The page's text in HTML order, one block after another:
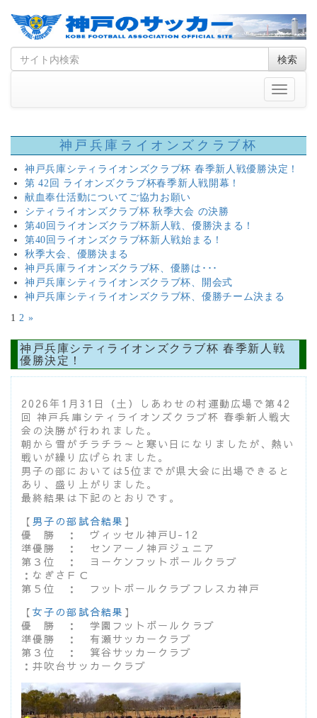
Skip
to
Search
for
検索
Toggle
神戸兵庫ライオンズクラブ杯
神戸兵庫シティライオンズクラブ杯 春季新人戦優勝決定！
第 42回 ライオンズクラブ杯春季新人戦開幕！
献血奉仕活動についてご協力お願い
シティライオンズクラブ杯 秋季大会 の決勝
第40回ライオンズクラブ杯新人戦、優勝決まる！
第40回ライオンズクラブ杯新人戦始まる！
秋季大会、優勝決まる
神戸兵庫ライオンズクラブ杯、優勝は･･･
神戸兵庫シティライオンズクラブ杯、開会式
神戸兵庫シティライオンズクラブ杯、優勝チーム決まる
1 2 »
神戸兵庫シティライオンズクラブ杯 春季新人戦
優勝決定！
2026年1月31日（土）しあわせの村運動広場で第42
回 神戸兵庫シティライオンズクラブ杯 春季新人戦大
会の決勝が行われました。
朝から雪がチラチラ～と寒い日になりましたが、熱い
戦いが繰り広げられました。
男子の部においては5位までが県大会に出場できると
あり、盛り上がりました。
最終結果は下記のとおりです。
【 男子の部試合結果 】
優 勝 ： ヴィッセル神戸U-12
準優勝 ： センアーノ神戸ジュニア
第３位 ： ヨーケンフットボールクラブ
：なぎさＦＣ
第５位 ： フットボールクラブフレスカ神戸
【女子の部試合結果 】
優 勝 ： 学園フットボールクラブ
準優勝 ： 有瀬サッカークラブ
第３位 ： 箕谷サッカークラブ
：井吹台サッカークラブ